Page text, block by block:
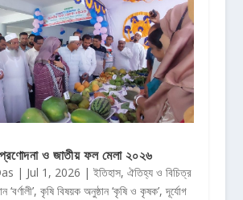
ও জাতীয় ফল মেলা ২০২৬
| Jul 1, 2026 | ইতিহাস, ঐতিহ্য ও বিচিত্র
, কৃষি বিষয়ক অনুষ্ঠান ‘কৃষি ও কৃষক’,দূর্যোগ